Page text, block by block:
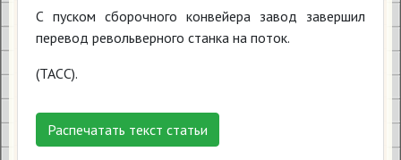
С пуском сборочного конвейера завод завершил
перевод револьверного станка на поток.
(ТАСС).
Распечатать текст статьи